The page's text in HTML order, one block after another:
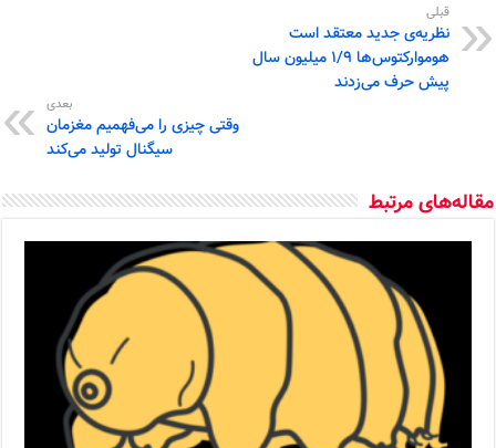
قبلی
نظریه‌ی جدید معتقد است
هوموارکتوس‌ها ۱/۹ میلیون سال
پیش حرف می‌زدند
بعدی
وقتی چیزی را می‌فهمیم مغزمان
سیگنال تولید می‌کند
مقاله‌های مرتبط